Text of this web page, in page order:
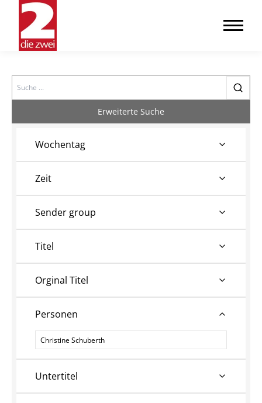
Search
Erweiterte Suche
Wochentag
Zeit
Sender group
Titel
Orginal Titel
Personen
Personen
Untertitel